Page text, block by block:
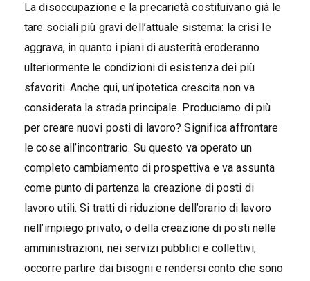
La disoccupazione e la precarietà costituivano già le
tare sociali più gravi dell’attuale sistema: la crisi le
aggrava, in quanto i piani di austerità eroderanno
ulteriormente le condizioni di esistenza dei più
sfavoriti. Anche qui, un’ipotetica crescita non va
considerata la strada principale. Produciamo di più
per creare nuovi posti di lavoro? Significa affrontare
le cose all’incontrario. Su questo va operato un
completo cambiamento di prospettiva e va assunta
come punto di partenza la creazione di posti di
lavoro utili. Si tratti di riduzione dell’orario di lavoro
nell’impiego privato, o della creazione di posti nelle
amministrazioni, nei servizi pubblici e collettivi,
occorre partire dai bisogni e rendersi conto che sono